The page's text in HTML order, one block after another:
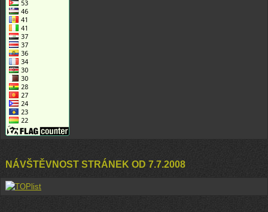
NÁVŠTĚVNOST STRÁNEK OD 7.7.2008